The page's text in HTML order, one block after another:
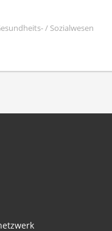
/ Sozialwesen